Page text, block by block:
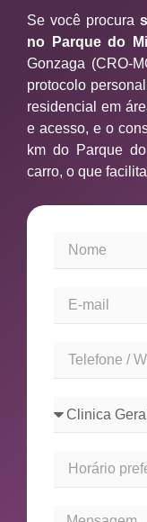
Se você procura
no Parque do
Gonzaga (CRO-
protocolo
residencial em
e acesso, e o
km do Parque
carro, o que